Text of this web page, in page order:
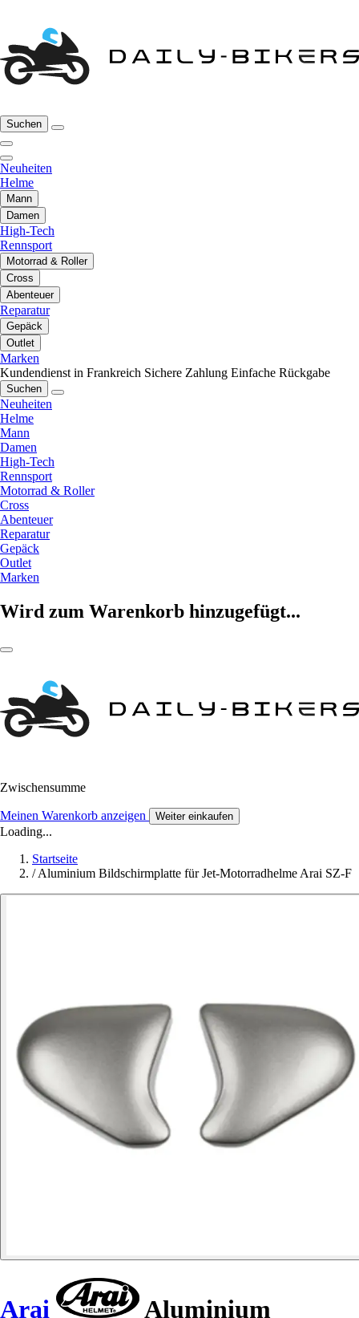
Suchen
Neuheiten
Helme
Mann
Damen
High-Tech
Rennsport
Motorrad & Roller
Cross
Abenteuer
Reparatur
Gepäck
Outlet
Marken
Kundendienst in Frankreich Sichere Zahlung Einfache Rückgabe
Suchen
Neuheiten
Helme
Mann
Damen
High-Tech
Rennsport
Motorrad & Roller
Cross
Abenteuer
Reparatur
Gepäck
Outlet
Marken
Wird zum Warenkorb hinzugefügt...
Zwischensumme
Meinen Warenkorb anzeigen Weiter einkaufen
Loading...
Startseite
/ Aluminium Bildschirmplatte für Jet-Motorradhelme Arai SZ-F
Arai
Aluminium